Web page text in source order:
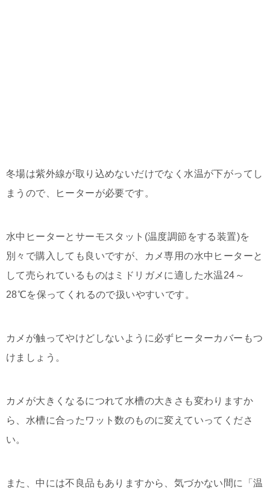
冬場は紫外線が取り込めないだけでなく水温が下がってし
まうので、ヒーターが必要です。
水中ヒーターとサーモスタット(温度調節をする装置)を
別々で購入しても良いですが、カメ専用の水中ヒーターと
して売られているものはミドリガメに適した水温24～
28℃を保ってくれるので扱いやすいです。
カメが触ってやけどしないように必ずヒーターカバーもつ
けましょう。
カメが大きくなるにつれて水槽の大きさも変わりますか
ら、水槽に合ったワット数のものに変えていってくださ
い。
また、中には不良品もありますから、気づかない間に「温